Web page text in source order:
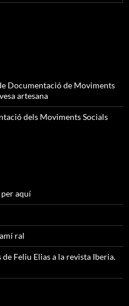
Documentació de Moviments
artesana
dels Moviments Socials
per aquí
ral
Feliu Elias a la revista Iberia.